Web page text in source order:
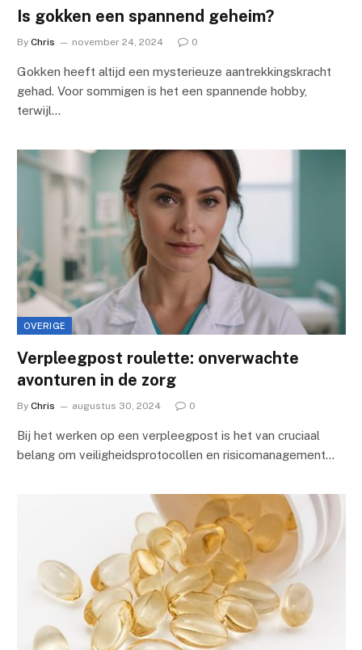
Is gokken een spannend geheim?
By Chris november 24, 2024 0
Gokken heeft altijd een mysterieuze aantrekkingskracht
gehad. Voor sommigen is het een spannende hobby,
terwijl…
OVERIGE
Verpleegpost roulette: onverwachte
avonturen in de zorg
By Chris augustus 30, 2024 0
Bij het werken op een verpleegpost is het van cruciaal
belang om veiligheidsprotocollen en risicomanagement…